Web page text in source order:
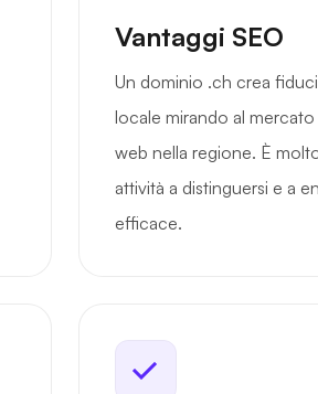
Vantaggi SEO
Un dominio .ch crea
locale mirando al
web nella regione. È
attività a distinguersi e a
efficace.